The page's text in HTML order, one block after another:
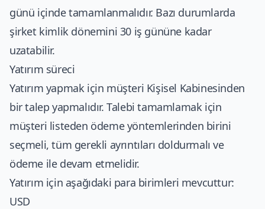
günü içinde tamamlanmalıdır. Bazı durumlarda
şirket kimlik dönemini 30 iş gününe kadar
uzatabilir.
Yatırım süreci
Yatırım yapmak için müşteri Kişisel Kabinesinden
bir talep yapmalıdır. Talebi tamamlamak için
müşteri listeden ödeme yöntemlerinden birini
seçmeli, tüm gerekli ayrıntıları doldurmalı ve
ödeme ile devam etmelidir.
Yatırım için aşağıdaki para birimleri mevcuttur:
USD